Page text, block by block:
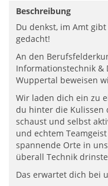
Beschreibung
Du denkst, im Amt
gedacht!
An den
Informationstechnik &
Wuppertal beweisen
Wir laden dich ein zu
du hinter die Kulissen
schaust und selbst
und echtem
spannende Orte in
überall Technik
Das erwartet dich bei